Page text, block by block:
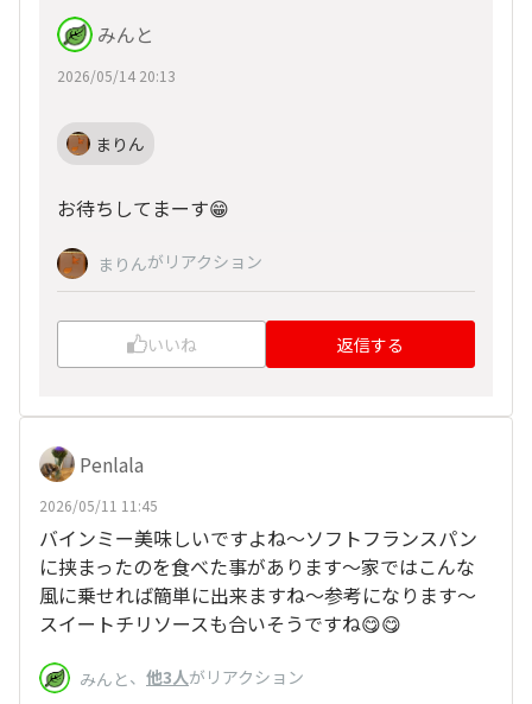
みんと
2026/05/14 20:13
まりん
お待ちしてまーす😁
まりんがリアクション
いいね 返信する
Penlala
2026/05/11 11:45
バインミー美味しいですよね〜ソフトフランスパン
に挟まったのを食べた事があります〜家ではこんな
風に乗せれば簡単に出来ますね〜参考になります〜
スイートチリソースも合いそうですね😋😋
みんと、 他3人がリアクション